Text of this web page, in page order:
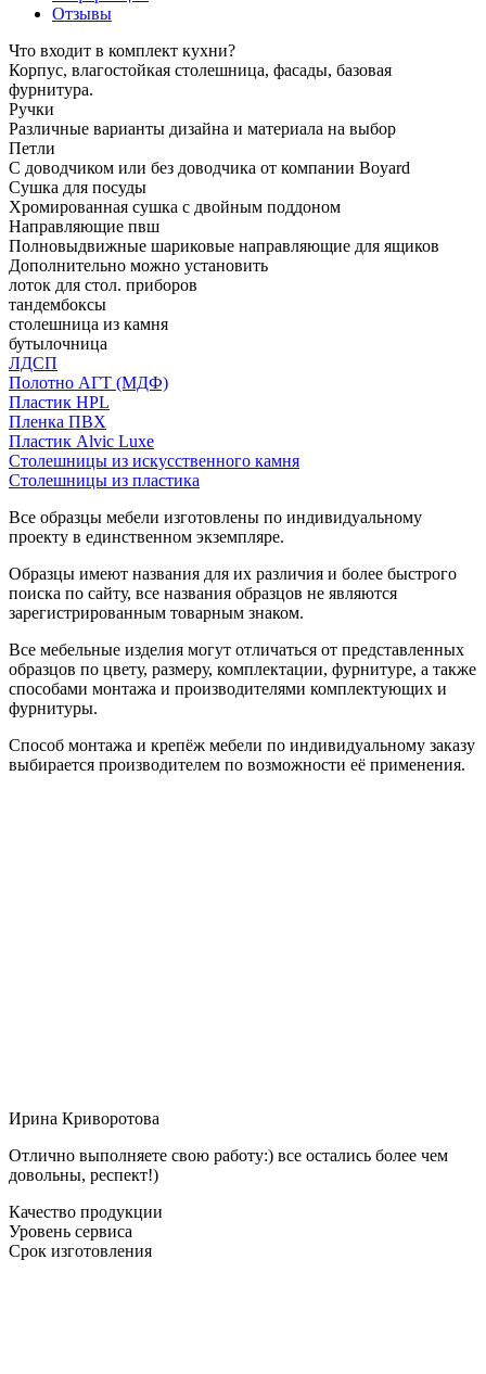
Отзывы
Что входит в комплект кухни?
Корпус, влагостойкая столешница, фасады, базовая
фурнитура.
Ручки
Различные варианты дизайна и материала на выбор
Петли
С доводчиком или без доводчика от компании Boyard
Сушка для посуды
Хромированная сушка с двойным поддоном
Направляющие пвш
Полновыдвижные шариковые направляющие для ящиков
Дополнительно можно установить
лоток для стол. приборов
тандембоксы
столешница из камня
бутылочница
ЛДСП
Полотно АГТ (МДФ)
Пластик HPL
Пленка ПВХ
Пластик Alvic Luxe
Столешницы из искусственного камня
Столешницы из пластика
Все образцы мебели изготовлены по индивидуальному
проекту в единственном экземпляре.
Образцы имеют названия для их различия и более быстрого
поиска по сайту, все названия образцов не являются
зарегистрированным товарным знаком.
Все мебельные изделия могут отличаться от представленных
образцов по цвету, размеру, комплектации, фурнитуре, а также
способами монтажа и производителями комплектующих и
фурнитуры.
Способ монтажа и крепёж мебели по индивидуальному заказу
выбирается производителем по возможности её применения.
Ирина Криворотова
Отлично выполняете свою работу:) все остались более чем
довольны, респект!)
Качество продукции
Уровень сервиса
Срок изготовления